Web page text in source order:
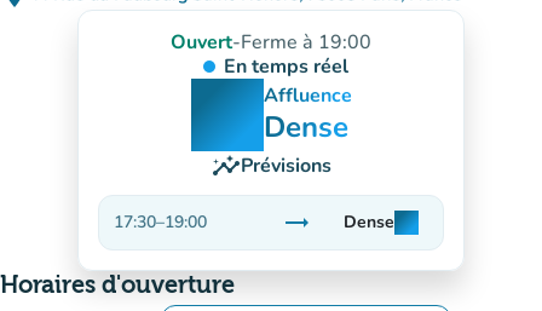
Ouvert-Ferme à 19:00
En temps réel
man
man
manAffluence
Dense
insightsPrévisions
17:30–19:00 trending_flat
Stable
Denseman
man
man
Horaires d'ouverture